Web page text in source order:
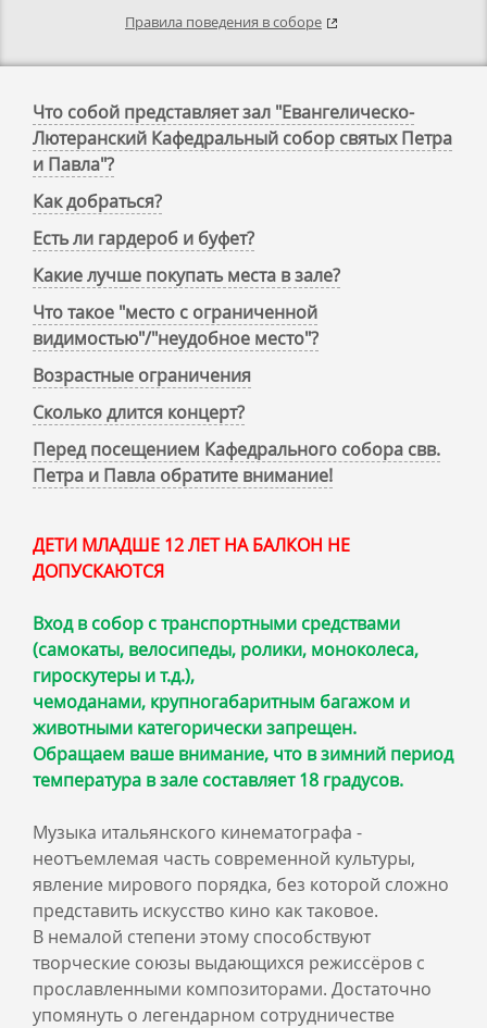
Правила поведения в соборе
Что собой представляет зал "Евангелическо-
Лютеранский Кафедральный собор святых Петра
и Павла"?
Как добраться?
Есть ли гардероб и буфет?
Какие лучше покупать места в зале?
Что такое "место с ограниченной
видимостью"/"неудобное место"?
Возрастные ограничения
Сколько длится концерт?
Перед посещением Кафедрального собора свв.
Петра и Павла обратите внимание!
ДЕТИ МЛАДШЕ 12 ЛЕТ НА БАЛКОН НЕ
ДОПУСКАЮТСЯ
Вход в собор с транспортными средствами
(самокаты, велосипеды, ролики, моноколеса,
гироскутеры и т.д.),
чемоданами, крупногабаритным багажом и
животными категорически запрещен.
Обращаем ваше внимание, что в зимний период
температура в зале составляет 18 градусов.
Музыка итальянского кинематографа -
неотъемлемая часть современной культуры,
явление мирового порядка, без которой сложно
представить искусство кино как таковое.
В немалой степени этому способствуют
творческие союзы выдающихся режиссёров с
прославленными композиторами. Достаточно
упомянуть о легендарном сотрудничестве